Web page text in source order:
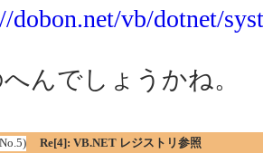
dobon.net/vb/dotnet/
んでしょうかね。
Re[4]: VB.NET レジストリ参照